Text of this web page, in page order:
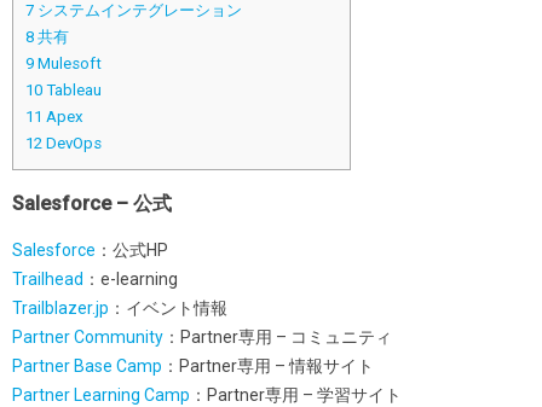
7 システムインテグレーション
8 共有
9 Mulesoft
10 Tableau
11 Apex
12 DevOps
Salesforce – 公式
Salesforce ：公式HP
Trailhead ：e-learning
Trailblazer.jp ：イベント情報
Partner Community ：Partner専用 – コミュニティ
Partner Base Camp ：Partner専用 – 情報サイト
Partner Learning Camp ：Partner専用 – 学習サイト